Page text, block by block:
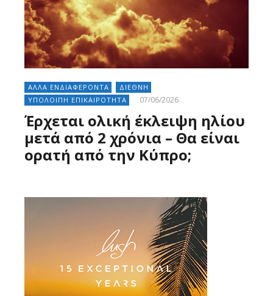
ΑΛΛΑ ΕΝΔΙΑΦΕΡΟΝΤΑ
ΔΙΕΘΝΗ
ΥΠΟΛΟΙΠΗ ΕΠΙΚΑΙΡΟΤΗΤΑ
07/06/2026
Έρχεται ολική έκλειψη ηλίου
μετά από 2 χρόνια – Θα είναι
ορατή από την Κύπρο;